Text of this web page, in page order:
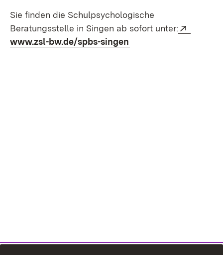
Sie finden die Schulpsychologische
Beratungsstelle in Singen ab sofort unter:
www.zsl-bw.de/spbs-singen